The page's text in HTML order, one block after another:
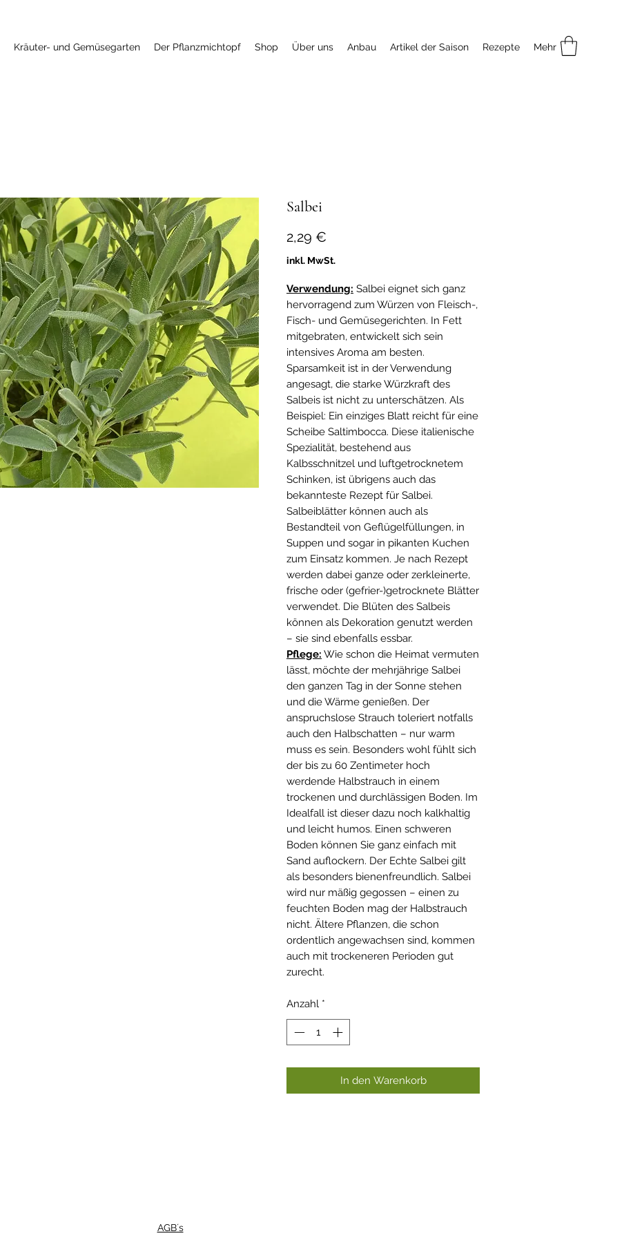
Kräuter- und Gemüsegarten Der Pflanzmichtopf Shop Über uns Anbau Artikel der Saison Rezepte Mehr
Salbei
2,29 €
inkl. MwSt.
Verwendung: Salbei eignet sich ganz
hervorragend zum Würzen von Fleisch-,
Fisch- und Gemüsegerichten. In Fett
mitgebraten, entwickelt sich sein
intensives Aroma am besten.
Sparsamkeit ist in der Verwendung
angesagt, die starke Würzkraft des
Salbeis ist nicht zu unterschätzen. Als
Beispiel: Ein einziges Blatt reicht für eine
Scheibe Saltimbocca. Diese italienische
Spezialität, bestehend aus
Kalbsschnitzel und luftgetrocknetem
Schinken, ist übrigens auch das
bekannteste Rezept für Salbei.
Salbeiblätter können auch als
Bestandteil von Geflügelfüllungen, in
Suppen und sogar in pikanten Kuchen
zum Einsatz kommen. Je nach Rezept
werden dabei ganze oder zerkleinerte,
frische oder (gefrier-)getrocknete Blätter
verwendet. Die Blüten des Salbeis
können als Dekoration genutzt werden
– sie sind ebenfalls essbar.
Pflege: Wie schon die Heimat vermuten
lässt, möchte der mehrjährige Salbei
den ganzen Tag in der Sonne stehen
und die Wärme genießen. Der
anspruchslose Strauch toleriert notfalls
auch den Halbschatten – nur warm
muss es sein. Besonders wohl fühlt sich
der bis zu 60 Zentimeter hoch
werdende Halbstrauch in einem
trockenen und durchlässigen Boden. Im
Idealfall ist dieser dazu noch kalkhaltig
und leicht humos. Einen schweren
Boden können Sie ganz einfach mit
Sand auflockern. Der Echte Salbei gilt
als besonders bienenfreundlich. Salbei
wird nur mäßig gegossen – einen zu
feuchten Boden mag der Halbstrauch
nicht. Ältere Pflanzen, die schon
ordentlich angewachsen sind, kommen
auch mit trockeneren Perioden gut
zurecht.
Anzahl *
In den Warenkorb
AGB´s